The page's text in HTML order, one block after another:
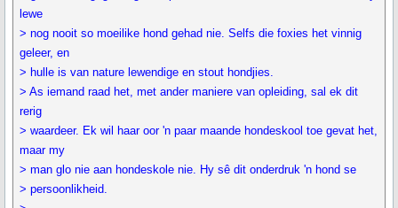
lewe
> nog nooit so moeilike hond gehad nie. Selfs die foxies het vinnig
geleer, en
> hulle is van nature lewendige en stout hondjies.
> As iemand raad het, met ander maniere van opleiding, sal ek dit
rerig
> waardeer. Ek wil haar oor 'n paar maande hondeskool toe gevat het,
maar my
> man glo nie aan hondeskole nie. Hy sê dit onderdruk 'n hond se
> persoonlikheid.